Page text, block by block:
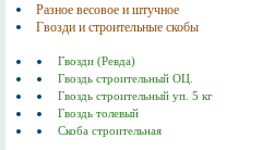
Разное весовое и штучное
Гвозди и строительные скобы
Гвозди (Ревда)
Гвоздь строительный ОЦ.
Гвоздь строительный уп. 5 кг
Гвоздь толевый
Скоба строительная